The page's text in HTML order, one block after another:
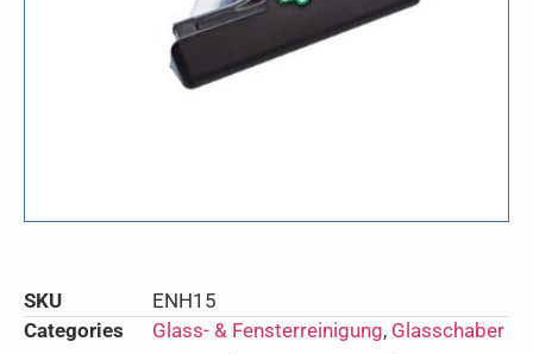
SKU
ENH15
Categories
Glass- & Fensterreinigung, Glasschaber